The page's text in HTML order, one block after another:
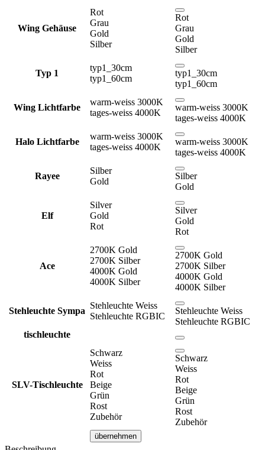
Wing Gehäuse
Rot
Grau
Gold
Silber
Rot
Grau
Gold
Silber
Typ 1
typ1_30cm
typ1_60cm
typ1_30cm
typ1_60cm
Wing Lichtfarbe
warm-weiss 3000K
tages-weiss 4000K
warm-weiss 3000K
tages-weiss 4000K
Halo Lichtfarbe
warm-weiss 3000K
tages-weiss 4000K
warm-weiss 3000K
tages-weiss 4000K
Rayee
Silber
Gold
Silber
Gold
Elf
Silver
Gold
Rot
Silver
Gold
Rot
Ace
2700K Gold
2700K Silber
4000K Gold
4000K Silber
2700K Gold
2700K Silber
4000K Gold
4000K Silber
Stehleuchte Sympa
Stehleuchte Weiss
Stehleuchte RGBIC
Stehleuchte Weiss
Stehleuchte RGBIC
tischleuchte
SLV-Tischleuchte
Schwarz
Weiss
Rot
Beige
Grün
Rost
Zubehör
Schwarz
Weiss
Rot
Beige
Grün
Rost
Zubehör
übernehmen